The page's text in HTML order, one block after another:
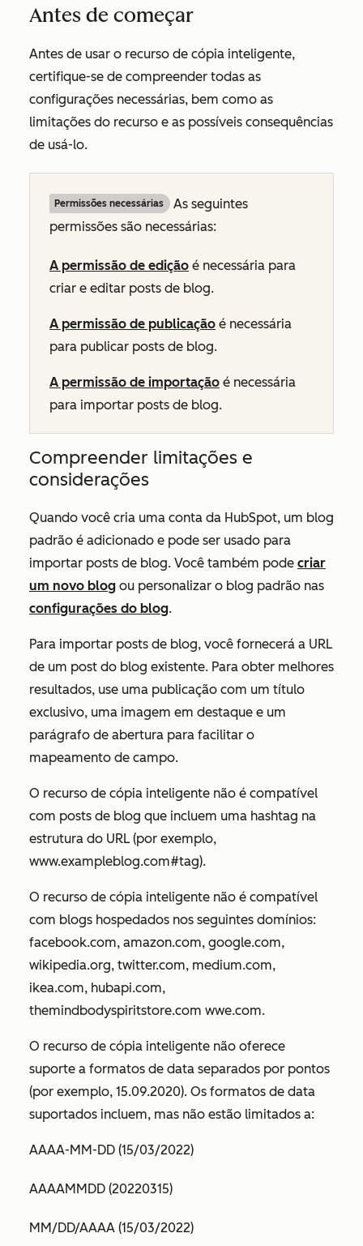
Antes de começar
Antes de usar o recurso de cópia inteligente,
certifique-se de compreender todas as
configurações necessárias, bem como as
limitações do recurso e as possíveis consequências
de usá-lo.
Permissões necessárias
As seguintes
permissões são necessárias:
A permissão de edição é necessária para
criar e editar posts de blog.
A permissão de publicação é necessária
para publicar posts de blog.
A permissão de importação é necessária
para importar posts de blog.
Compreender limitações e
considerações
Quando você cria uma conta da HubSpot, um blog
padrão é adicionado e pode ser usado para
importar posts de blog. Você também pode criar
um novo blog ou personalizar o blog padrão nas
configurações do blog.
Para importar posts de blog, você fornecerá a URL
de um post do blog existente. Para obter melhores
resultados, use uma publicação com um título
exclusivo, uma imagem em destaque e um
parágrafo de abertura para facilitar o
mapeamento de campo.
O recurso de cópia inteligente não é compatível
com posts de blog que incluem uma hashtag na
estrutura do URL (por exemplo,
www.exampleblog.com#tag).
O recurso de cópia inteligente não é compatível
com blogs hospedados nos seguintes domínios:
facebook.com, amazon.com, google.com,
wikipedia.org, twitter.com, medium.com,
ikea.com, hubapi.com,
themindbodyspiritstore.com wwe.com.
O recurso de cópia inteligente não oferece
suporte a formatos de data separados por pontos
(por exemplo, 15.09.2020). Os formatos de data
suportados incluem, mas não estão limitados a:
AAAA-MM-DD (15/03/2022)
AAAAMMDD (20220315)
MM/DD/AAAA (15/03/2022)